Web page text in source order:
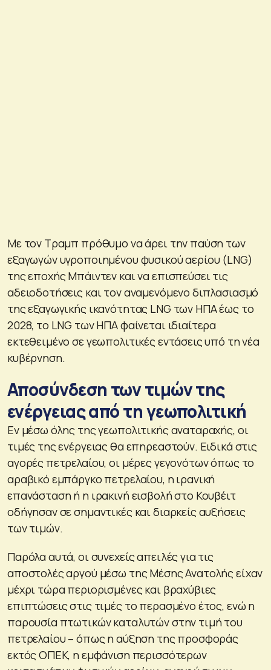
Με τον Τραμπ πρόθυμο να άρει την παύση των
εξαγωγών υγροποιημένου φυσικού αερίου (LNG)
της εποχής Μπάιντεν και να επισπεύσει τις
αδειοδοτήσεις και τον αναμενόμενο διπλασιασμό
της εξαγωγικής ικανότητας LNG των ΗΠΑ έως το
2028, το LNG των ΗΠΑ φαίνεται ιδιαίτερα
εκτεθειμένο σε γεωπολιτικές εντάσεις υπό τη νέα
κυβέρνηση.
Αποσύνδεση των τιμών της
ενέργειας από τη γεωπολιτική
Εν μέσω όλης της γεωπολιτικής αναταραχής, οι
τιμές της ενέργειας θα επηρεαστούν. Ειδικά στις
αγορές πετρελαίου, οι μέρες γεγονότων όπως το
αραβικό εμπάργκο πετρελαίου, η ιρανική
επανάσταση ή η ιρακινή εισβολή στο Κουβέιτ
οδήγησαν σε σημαντικές και διαρκείς αυξήσεις
των τιμών.
Παρόλα αυτά, οι συνεχείς απειλές για τις
αποστολές αργού μέσω της Μέσης Ανατολής είχαν
μέχρι τώρα περιορισμένες και βραχύβιες
επιπτώσεις στις τιμές το περασμένο έτος, ενώ η
παρουσία πτωτικών καταλυτών στην τιμή του
πετρελαίου – όπως η αύξηση της προσφοράς
εκτός ΟΠΕΚ, η εμφάνιση περισσότερων